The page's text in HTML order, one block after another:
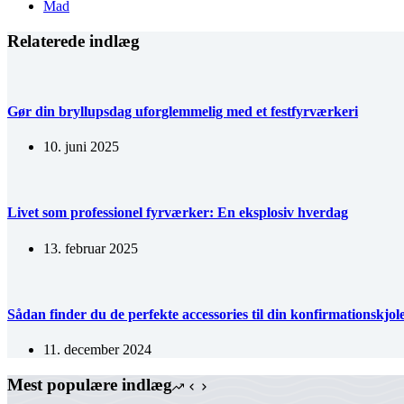
Mad
Relaterede indlæg
Gør din bryllupsdag uforglemmelig med et festfyrværkeri
10. juni 2025
Livet som professionel fyrværker: En eksplosiv hverdag
13. februar 2025
Sådan finder du de perfekte accessories til din
11. december 2024
Mest populære indlæg